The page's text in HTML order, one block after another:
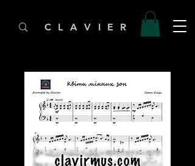
C L A V I E R